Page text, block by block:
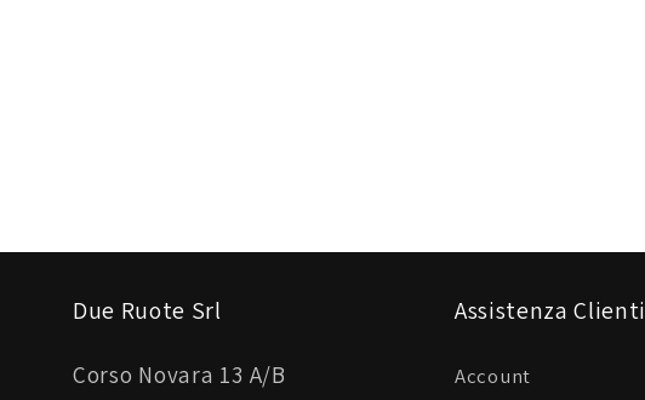
Due Ruote Srl
Corso Novara 13 A/B
Assistenza Clienti
Account